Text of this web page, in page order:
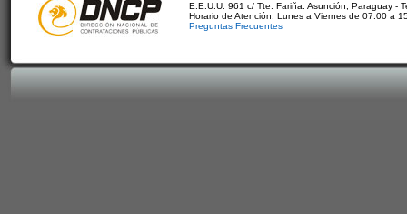
E.E.U.U. 961 c/ Tte. Fariña. Asunción, Paraguay -
Horario de Atención: Lunes a Viernes de 07:00 a
Preguntas Frecuentes